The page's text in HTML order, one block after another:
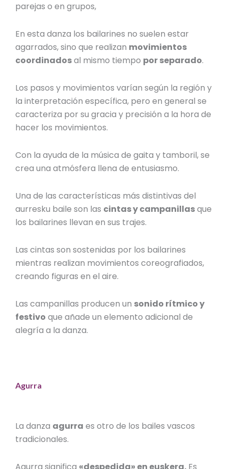
parejas o en grupos,
En esta danza los bailarines no suelen estar
agarrados, sino que realizan movimientos
coordinadosal mismo tiempo por separado.
Los pasos y movimientos varían según la región y
la interpretación específica, pero en general se
caracteriza por su gracia y precisión a la hora de
hacer los movimientos.
Con la ayuda de la música de gaita y tamboril, se
crea una atmósfera llena de entusiasmo.
Una de las características más distintivas del
aurresku baileson las cintas y campanillasque
los bailarines llevan en sus trajes.
Las cintas son sostenidas por los bailarines
mientras realizan movimientos coreografiados,
creando figuras en el aire.
Las campanillas producen un sonido rítmico y
festivo que añade un elemento adicional de
alegría a la danza.
Agurra
La danza agurra es otro de los bailes vascos
tradicionales.